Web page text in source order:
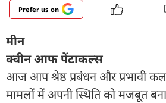
Prefer us on
मीन
क्वीन आफ पेंटाकल्स
आज आप श्रेष्ठ प्रबंधन और प्रभावी
मामलों में अपनी स्थिति को मजबूत